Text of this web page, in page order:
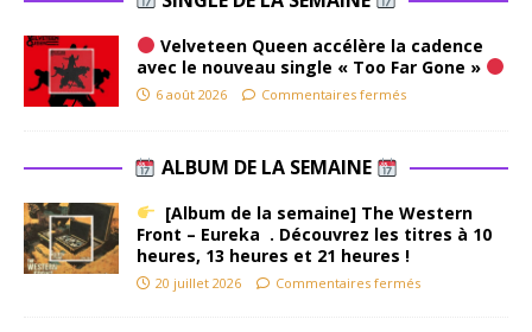
Velveteen Queen accélère la cadence
avec le nouveau single « Too Far Gone »
6 août 2026 Commentaires fermés
ALBUM DE LA SEMAINE
[Album de la semaine] The Western
Front – Eureka . Découvrez les titres à 10
heures, 13 heures et 21 heures !
20 juillet 2026 Commentaires fermés